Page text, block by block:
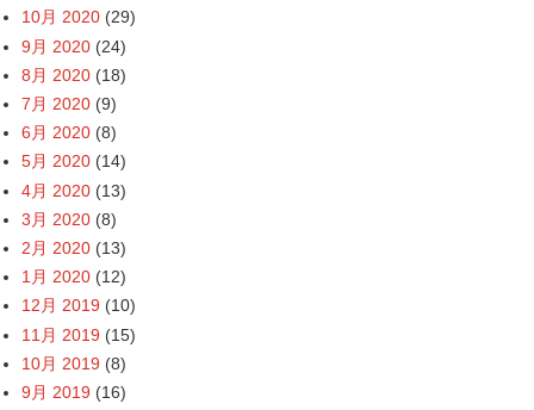
10月 2020 (29)
9月 2020 (24)
8月 2020 (18)
7月 2020 (9)
6月 2020 (8)
5月 2020 (14)
4月 2020 (13)
3月 2020 (8)
2月 2020 (13)
1月 2020 (12)
12月 2019 (10)
11月 2019 (15)
10月 2019 (8)
9月 2019 (16)